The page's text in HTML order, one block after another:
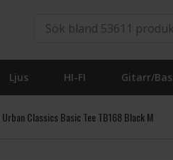
Ljus HI-FI Gitarr/Bas
Urban Classics Basic Tee TB168 Black M